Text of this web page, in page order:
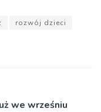
rozwój dzieci
we wrześniu